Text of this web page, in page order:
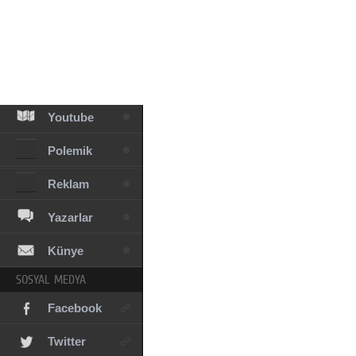
Youtube
Polemik
Reklam
Yazarlar
Künye
SOSYAL MEDYA
Facebook
Twitter